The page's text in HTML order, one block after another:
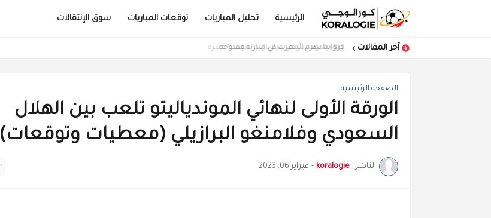
الرئيسية تحليل المباريات توقعات المباريات سوق الإنتقالات
آخر المقالات كرواتيا تهزم المغرب في مباراة مفتوحة
الصفحة الرئيسية
الورقة الأولى لنهائي الموندياليتو تلعب بين الهلال
السعودي وفلامنغو البرازيلي (معطيات وتوقعات)
الناشر : koralogie
- فبراير 06, 2023